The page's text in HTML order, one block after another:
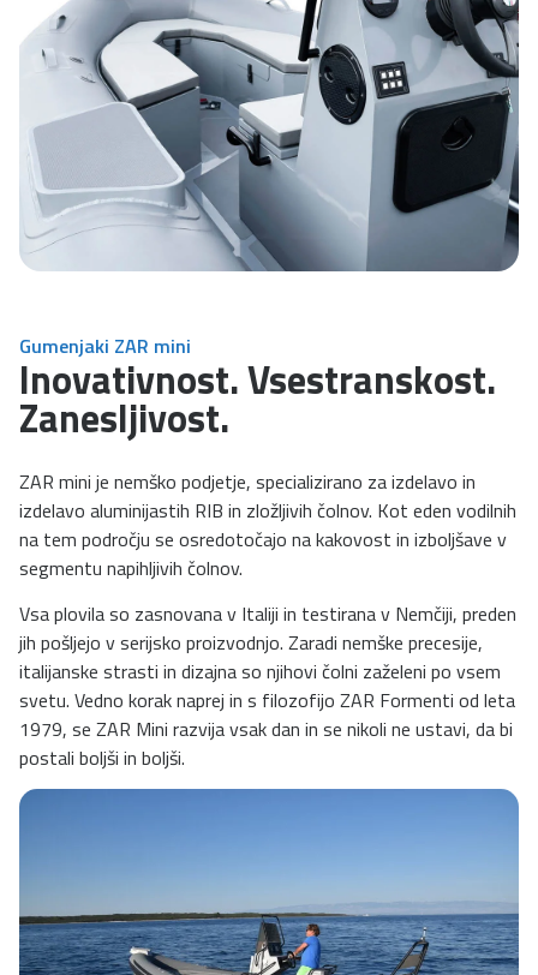
Gumenjaki ZAR mini
Inovativnost. Vsestranskost.
Zanesljivost.
ZAR mini je nemško podjetje, specializirano za izdelavo in
izdelavo aluminijastih RIB in zložljivih čolnov. Kot eden vodilnih
na tem področju se osredotočajo na kakovost in izboljšave v
segmentu napihljivih čolnov.
Vsa plovila so zasnovana v Italiji in testirana v Nemčiji, preden
jih pošljejo v serijsko proizvodnjo. Zaradi nemške precesije,
italijanske strasti in dizajna so njihovi čolni zaželeni po vsem
svetu. Vedno korak naprej in s filozofijo ZAR Formenti od leta
1979, se ZAR Mini razvija vsak dan in se nikoli ne ustavi, da bi
postali boljši in boljši.